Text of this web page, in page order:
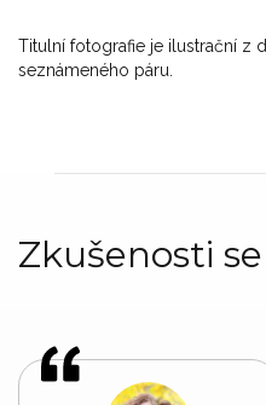
Titulní fotografie je ilustrační z
seznámeného páru.
Zkušenosti